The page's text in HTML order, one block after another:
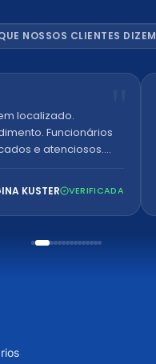
NOSSOS CLIENTES DIZEM
localizado.
Funcionários
e atenciosos.
KUSTER VERIFICADA